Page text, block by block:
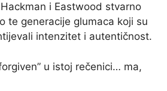
i Eastwood stvarno
te generacije glumaca koji su
intenzitet i autentičnost.
u istoj rečenici… ma,